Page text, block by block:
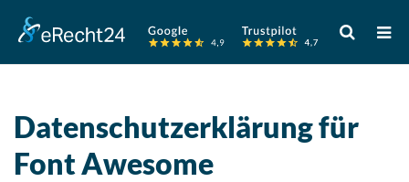
Verwende
die
Pfeile
oben
und
Datenschutzerklärung für
Font Awesome